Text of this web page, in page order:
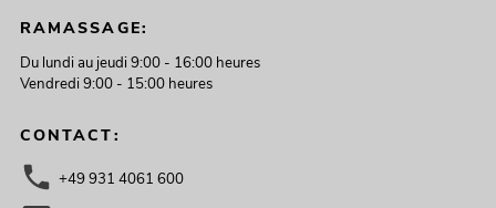
RAMASSAGE:
Du lundi au jeudi 9:00 - 16:00 heures
Vendredi 9:00 - 15:00 heures
CONTACT:
+49 931 4061 600